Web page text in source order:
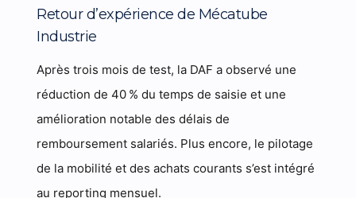
Retour d’expérience de Mécatube
Industrie
Après trois mois de test, la DAF a observé une
réduction de 40 % du temps de saisie et une
amélioration notable des délais de
remboursement salariés. Plus encore, le pilotage
de la mobilité et des achats courants s’est intégré
au reporting mensuel.